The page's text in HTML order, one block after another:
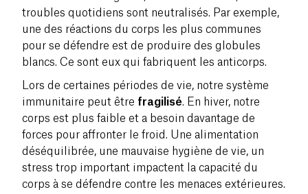
troubles quotidiens sont neutralisés. Par exemple,
une des réactions du corps les plus communes
pour se défendre est de produire des globules
blancs. Ce sont eux qui fabriquent les anticorps.
Lors de certaines périodes de vie, notre système
immunitaire peut être fragilisé. En hiver, notre
corps est plus faible et a besoin davantage de
forces pour affronter le froid. Une alimentation
déséquilibrée, une mauvaise hygiène de vie, un
stress trop important impactent la capacité du
corps à se défendre contre les menaces extérieures.